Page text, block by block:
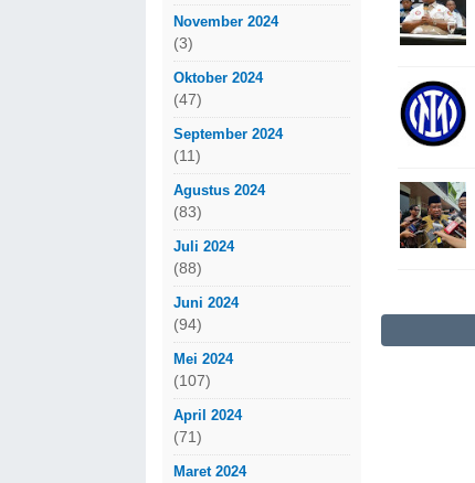
November 2024
(3)
Oktober 2024
(47)
September 2024
(11)
Agustus 2024
(83)
Juli 2024
(88)
Juni 2024
(94)
Mei 2024
(107)
April 2024
(71)
Maret 2024